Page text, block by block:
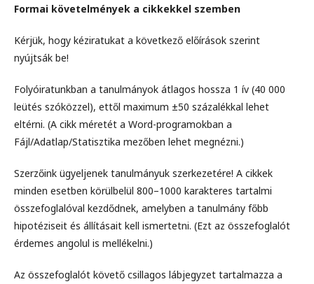
Formai követelmények a cikkekkel szemben
Kérjük, hogy kéziratukat a következő előírások szerint
nyújtsák be!
Folyóiratunkban a tanulmányok átlagos hossza 1 ív (40 000
leütés szóközzel), ettől maximum ±50 százalékkal lehet
eltérni. (A cikk méretét a Word-programokban a
Fájl/Adatlap/Statisztika mezőben lehet megnézni.)
Szerzőink ügyeljenek tanulmányuk szerkezetére! A cikkek
minden esetben körülbelül 800–1000 karakteres tartalmi
összefoglalóval kezdődnek, amelyben a tanulmány főbb
hipotéziseit és állításait kell ismertetni. (Ezt az összefoglalót
érdemes angolul is mellékelni.)
Az összefoglalót követő csillagos lábjegyzet tartalmazza a